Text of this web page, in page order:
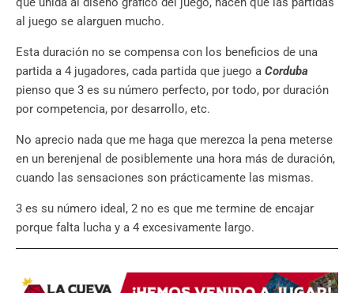
al juego se alarguen mucho.
Esta duración no se compensa con los beneficios de una
partida a 4 jugadores, cada partida que juego a Corduba
pienso que 3 es su número perfecto, por todo, por duración
por competencia, por desarrollo, etc.
No aprecio nada que me haga que merezca la pena meterse
en un berenjenal de posiblemente una hora más de duración,
cuando las sensaciones son prácticamente las mismas.
3 es su número ideal, 2 no es que me termine de encajar
porque falta lucha y a 4 excesivamente largo.